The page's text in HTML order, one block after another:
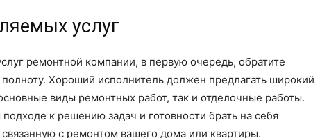
услуг
ремонтной компании, в первую очередь, обратите
Хороший исполнитель должен предлагать широкий
виды ремонтных работ, так и отделочные работы.
к решению задач и готовности брать на себя
связанную с ремонтом вашего дома или квартиры.